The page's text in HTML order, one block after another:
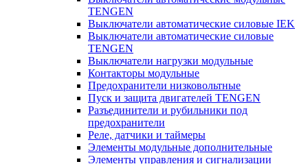
TENGEN
Выключатели автоматические силовые IEK
Выключатели автоматические силовые
TENGEN
Выключатели нагрузки модульные
Контакторы модульные
Предохранители низковольтные
Пуск и защита двигателей TENGEN
Разъединители и рубильники под
предохранители
Реле, датчики и таймеры
Элементы модульные дополнительные
Элементы управления и сигнализации